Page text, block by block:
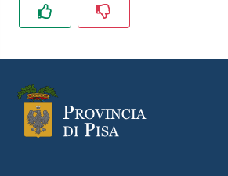
Argomenti